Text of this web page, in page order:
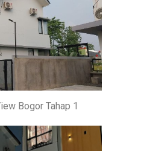
Bogor Tahap 1